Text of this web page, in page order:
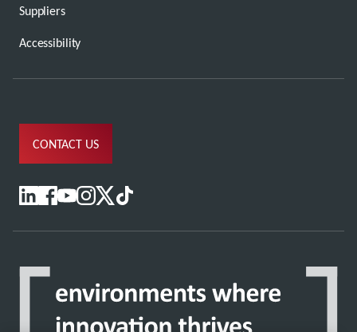
Suppliers
Accessibility
CONTACT US